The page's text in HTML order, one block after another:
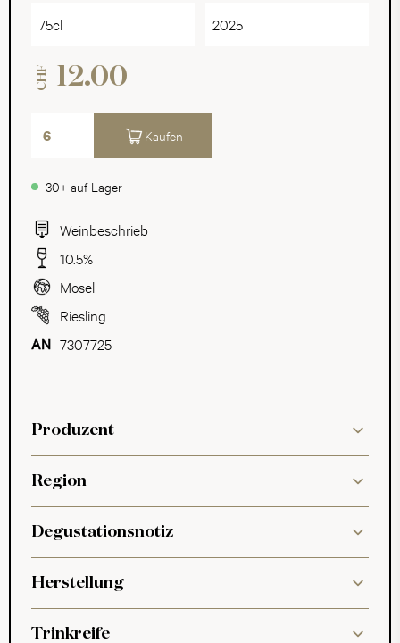
Weinbeschrieb
10.5%
Mosel
Riesling
7307725
75cl 2025
30+ auf Lager
CHF 12.00
Kaufen
Produzent
Region
Degustationsnotiz
Herstellung
Trinkreife